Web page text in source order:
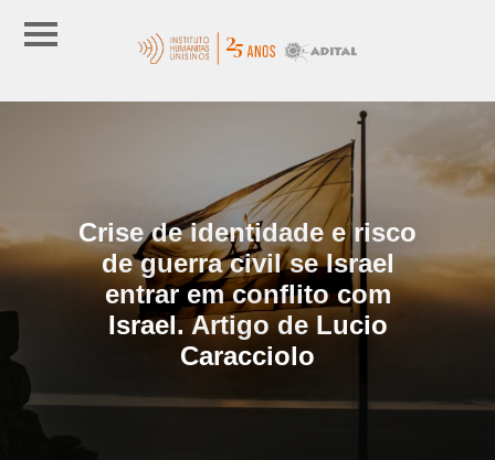
Crise de identidade e risco
de guerra civil se Israel
entrar em conflito com
Israel. Artigo de Lucio
Caracciolo